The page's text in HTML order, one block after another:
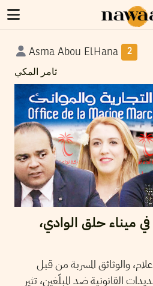
Asma Abou ElHana 2
ثامر المكي
ميناء حلق الوادي،
والوثائق المسربة من قبل
القانونية ضد المبلّغين، تثير